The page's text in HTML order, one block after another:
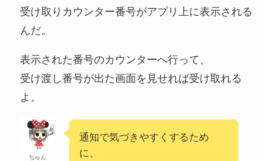
受け取りカウンター番号がアプリ上に表示される
んだ。
表示された番号のカウンターへ行って、
受け渡し番号が出た画面を見せれば受け取れる
よ。
ちゅん
通知で気づきやすくするため
に、